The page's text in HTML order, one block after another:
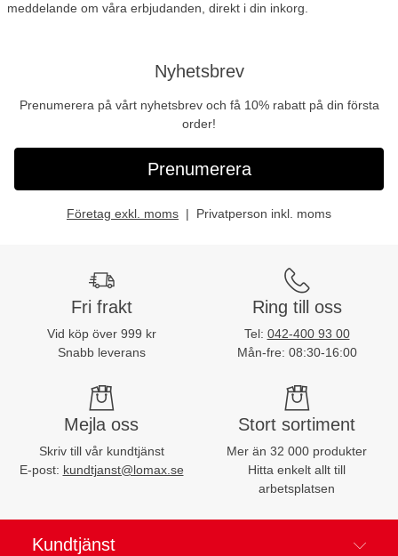
meddelande om våra erbjudanden, direkt i din inkorg.
Nyhetsbrev
Prenumerera på vårt nyhetsbrev och få 10% rabatt på din första
order!
Prenumerera
Företag exkl. moms Privatperson inkl. moms
Fri frakt
Vid köp över 999 kr
Snabb leverans
Ring till oss
Tel: 042-400 93 00
Mån-fre: 08:30-16:00
Mejla oss
Skriv till vår kundtjänst
E-post: kundtjanst@lomax.se
Stort sortiment
Mer än 32 000 produkter
Hitta enkelt allt till
arbetsplatsen
Kundtjänst